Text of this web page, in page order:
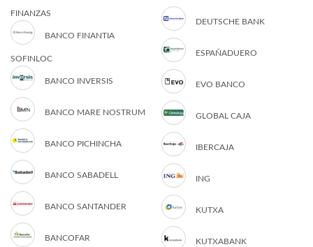
FINANZAS
BANCO FINANTIA
SOFINLOC
BANCO INVERSIS
BANCO MARE NOSTRUM
BANCO PICHINCHA
BANCO SABADELL
BANCO SANTANDER
BANCOFAR
DEUTSCHE BANK
ESPAÑADUERO
EVO BANCO
GLOBAL CAJA
IBERCAJA
ING
KUTXA
KUTXABANK